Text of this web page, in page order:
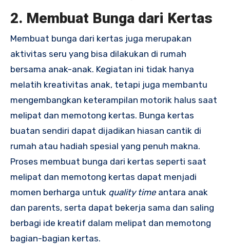
2. Membuat Bunga dari Kertas
Membuat bunga dari kertas juga merupakan
aktivitas seru yang bisa dilakukan di rumah
bersama anak-anak. Kegiatan ini tidak hanya
melatih kreativitas anak, tetapi juga membantu
mengembangkan keterampilan motorik halus saat
melipat dan memotong kertas. Bunga kertas
buatan sendiri dapat dijadikan hiasan cantik di
rumah atau hadiah spesial yang penuh makna.
Proses membuat bunga dari kertas seperti saat
melipat dan memotong kertas dapat menjadi
momen berharga untuk quality time antara anak
dan parents, serta dapat bekerja sama dan saling
berbagi ide kreatif dalam melipat dan memotong
bagian-bagian kertas.